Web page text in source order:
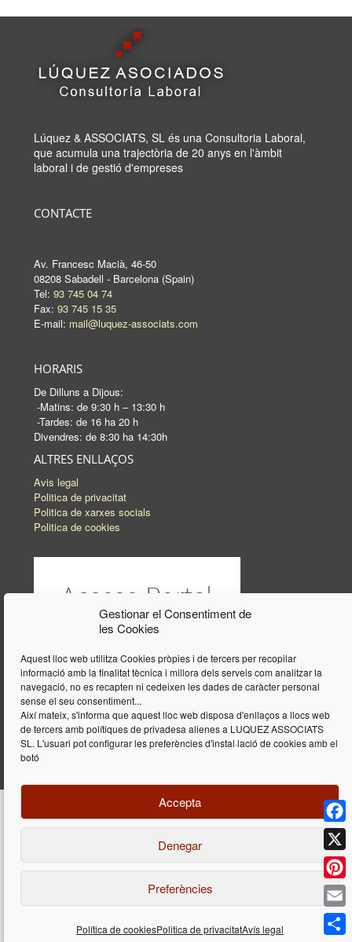
Gestionar el Consentiment de
les Cookies
Aquest lloc web utilitza Cookies pròpies i de tercers per recopilar
informació amb la finalitat tècnica i millora dels serveis com analitzar la
navegació, no es recapten ni cedeixen les dades de caràcter personal
sense el seu consentiment...
Així mateix, s'informa que aquest lloc web disposa d'enllaços a llocs web
de tercers amb polítiques de privadesa alienes a LUQUEZ ASSOCIATS
SL. L'usuari pot configurar les preferències d'instal·lació de cookies amb el
botó
Accepta
Denegar
Preferències
Política de cookiesPolitica de privacitatAvís legal
Lúquez & ASSOCIATS, SL és una Consultoria Laboral,
que acumula una trajectòria de 20 anys en l'àmbit
laboral i de gestió d'empreses
CONTACTE
Av. Francesc Macià, 46-50
08208 Sabadell - Barcelona (Spain)
Tel: 93 745 04 74
Fax: 93 745 15 35
E-mail: mail@luquez-associats.com
HORARIS
De Dilluns a Dijous:
-Matins: de 9:30 h – 13:30 h
-Tardes: de 16 ha 20 h
Divendres: de 8:30 ha 14:30h
ALTRES ENLLAÇOS
Avis legal
Politica de privacitat
Politica de xarxes socials
Politica de cookies
Disseny i programació web perDieres.com
| Lúquez Associats SL | ©
2026 All Rights Reserved |Avís legal
X
Email
Déjenos su consulta